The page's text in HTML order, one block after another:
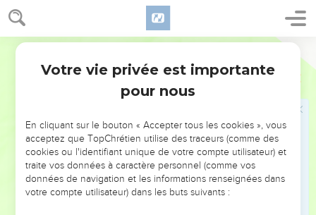
NE MANQUEZ PAS L’ÉVÉNEMENT
DE L’ANNÉE !
ET SI LEURS ERREURS POUVAIENT VOUS ÉVITER LES
VOTRES ?
Votre vie privée est importante
pour nous
En cliquant sur le bouton « Accepter tous les cookies », vous
acceptez que TopChrétien utilise des traceurs (comme des
cookies ou l'identifiant unique de votre compte utilisateur) et
traite vos données à caractère personnel (comme vos
données de navigation et les informations renseignées dans
votre compte utilisateur) dans les buts suivants :